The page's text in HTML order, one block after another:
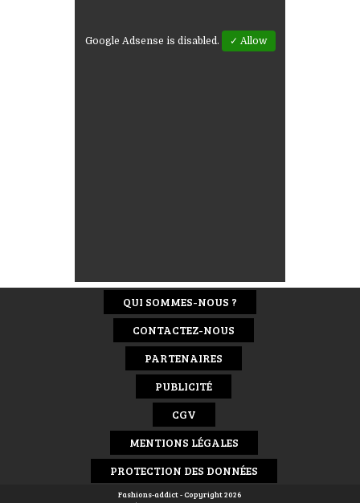
Google Adsense is disabled. ✓ Allow
QUI SOMMES-NOUS ?
CONTACTEZ-NOUS
PARTENAIRES
PUBLICITÉ
CGV
MENTIONS LÉGALES
PROTECTION DES DONNÉES
Fashions-addict - Copyright 2026